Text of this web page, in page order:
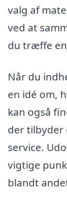
valg af
ved at
du træffe
Når du
en idé om,
kan også
der tilbyder
service.
vigtige
blandt